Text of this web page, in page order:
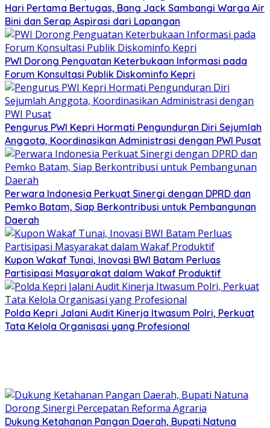
Hari Pertama Bertugas, Bang Jack Sambangi Warga Air
Bini dan Serap Aspirasi dari Lapangan
PWI Dorong Penguatan Keterbukaan Informasi pada
Forum Konsultasi Publik Diskominfo Kepri
Pengurus PWI Kepri Hormati Pengunduran Diri Sejumlah
Anggota, Koordinasikan Administrasi dengan PWI Pusat
Perwara Indonesia Perkuat Sinergi dengan DPRD dan
Pemko Batam, Siap Berkontribusi untuk Pembangunan
Daerah
Kupon Wakaf Tunai, Inovasi BWI Batam Perluas
Partisipasi Masyarakat dalam Wakaf Produktif
Polda Kepri Jalani Audit Kinerja Itwasum Polri, Perkuat
Tata Kelola Organisasi yang Profesional
Dukung Ketahanan Pangan Daerah, Bupati Natuna